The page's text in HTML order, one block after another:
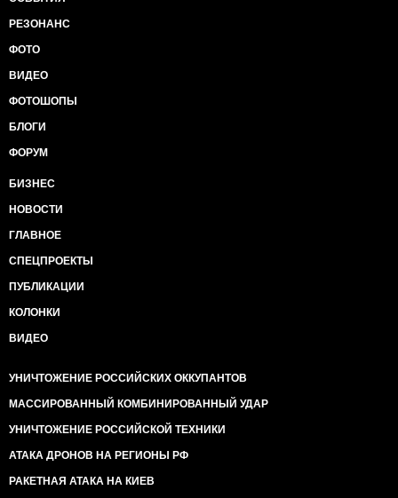
РЕЗОНАНС
ФОТО
ВИДЕО
ФОТОШОПЫ
БЛОГИ
ФОРУМ
БИЗНЕС
НОВОСТИ
ГЛАВНОЕ
СПЕЦПРОЕКТЫ
ПУБЛИКАЦИИ
КОЛОНКИ
ВИДЕО
УНИЧТОЖЕНИЕ РОССИЙСКИХ ОККУПАНТОВ
МАССИРОВАННЫЙ КОМБИНИРОВАННЫЙ УДАР
УНИЧТОЖЕНИЕ РОССИЙСКОЙ ТЕХНИКИ
АТАКА ДРОНОВ НА РЕГИОНЫ РФ
РАКЕТНАЯ АТАКА НА КИЕВ